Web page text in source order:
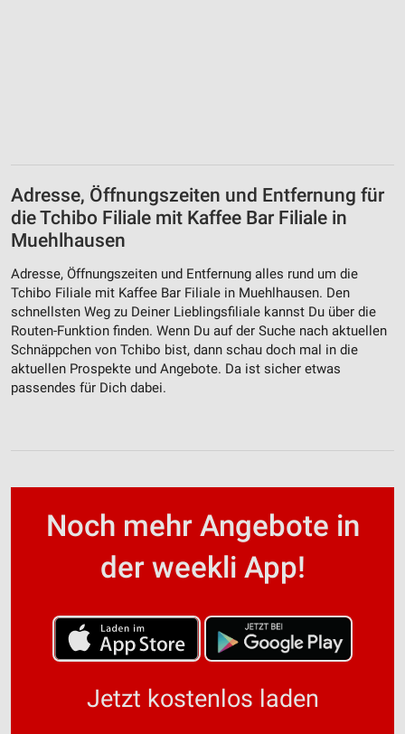
Adresse, Öffnungszeiten und Entfernung für
die Tchibo Filiale mit Kaffee Bar Filiale in
Muehlhausen
Adresse, Öffnungszeiten und Entfernung alles rund um die
Tchibo Filiale mit Kaffee Bar Filiale in Muehlhausen. Den
schnellsten Weg zu Deiner Lieblingsfiliale kannst Du über die
Routen-Funktion finden. Wenn Du auf der Suche nach aktuellen
Schnäppchen von Tchibo bist, dann schau doch mal in die
aktuellen Prospekte und Angebote. Da ist sicher etwas
passendes für Dich dabei.
Noch mehr Angebote in
der weekli App!
Jetzt kostenlos laden